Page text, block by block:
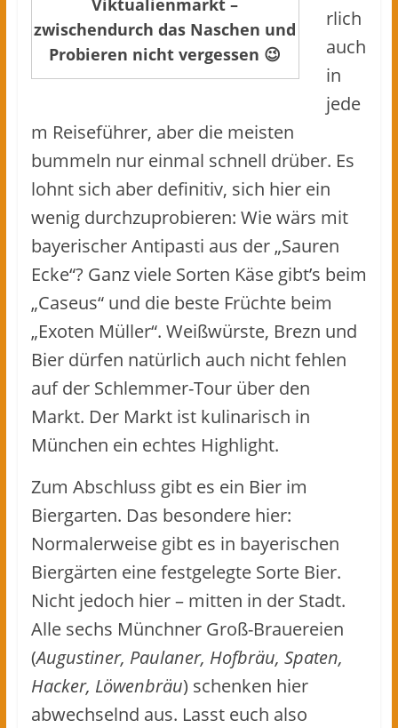
Viktualienmarkt –
zwischendurch das Naschen und
Probieren nicht vergessen 😉
rlich
auch
in
jede
m Reiseführer, aber die meisten
bummeln nur einmal schnell drüber. Es
lohnt sich aber definitiv, sich hier ein
wenig durchzuprobieren: Wie wärs mit
bayerischer Antipasti aus der „Sauren
Ecke“? Ganz viele Sorten Käse gibt’s beim
„Caseus“ und die beste Früchte beim
„Exoten Müller“. Weißwürste, Brezn und
Bier dürfen natürlich auch nicht fehlen
auf der Schlemmer-Tour über den
Markt. Der Markt ist kulinarisch in
München ein echtes Highlight.
Zum Abschluss gibt es ein Bier im
Biergarten. Das besondere hier:
Normalerweise gibt es in bayerischen
Biergärten eine festgelegte Sorte Bier.
Nicht jedoch hier – mitten in der Stadt.
Alle sechs Münchner Groß-Brauereien
(Augustiner, Paulaner, Hofbräu, Spaten,
Hacker, Löwenbräu) schenken hier
abwechselnd aus. Lasst euch also